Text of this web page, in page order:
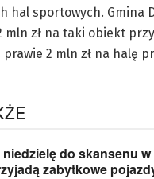
hal sportowych. Gmina
mln zł na taki obiekt
2 mln zł na halę
niedzielę do skansenu
zabytkowe